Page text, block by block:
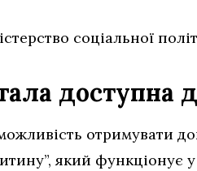
соціальної
отримувати
який функціонує